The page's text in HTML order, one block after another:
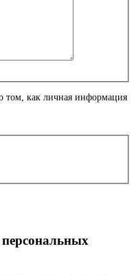
как личная информация
персональных